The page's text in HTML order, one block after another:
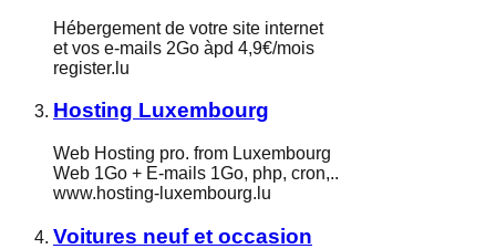
Hébergement de votre site internet
et vos e-mails 2Go àpd 4,9€/mois
register.lu
Hosting Luxembourg
Web Hosting pro. from Luxembourg
Web 1Go + E-mails 1Go, php, cron,..
www.hosting-luxembourg.lu
Voitures neuf et occasion